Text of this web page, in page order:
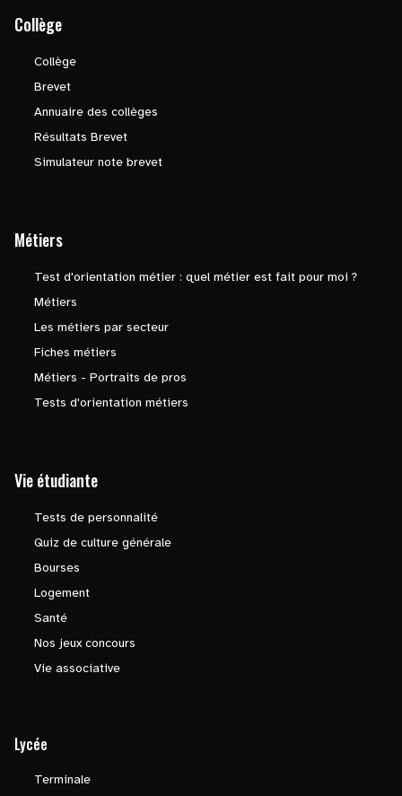
Collège
Collège
Brevet
Annuaire des collèges
Résultats Brevet
Simulateur note brevet
Métiers
Test d'orientation métier : quel métier est fait pour moi ?
Métiers
Les métiers par secteur
Fiches métiers
Métiers - Portraits de pros
Tests d'orientation métiers
Vie étudiante
Tests de personnalité
Quiz de culture générale
Bourses
Logement
Santé
Nos jeux concours
Vie associative
Lycée
Terminale